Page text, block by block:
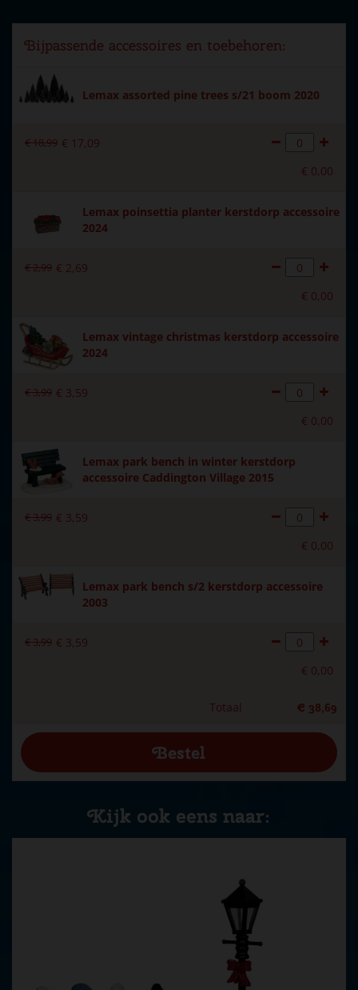
Dorpsnaam Vail Village
Locatie 078-02
Soort
Animaties (met beweging),
Kerstdorp tafereel
Introductiejaar
Met muziek
Voeding batterijen 3xAA (excl.)
Formaat
cm
Bijpassende accessoires en toebehoren:
Lemax assorted pine trees s/21 boom 2020
€18,99 € 17,09
€ 0,00
Lemax poinsettia planter kerstdorp accessoire
2024
€2,99 € 2,69
€ 0,00
Lemax vintage christmas kerstdorp accessoire
2024
€3,99 € 3,59
€ 0,00
Lemax park bench in winter kerstdorp
accessoire Caddington Village 2015
€3,99 € 3,59
€ 0,00
Lemax park bench s/2 kerstdorp accessoire
2003
€3,99 € 3,59
€ 0,00
Totaal € 38,69
Kijk ook eens naar: